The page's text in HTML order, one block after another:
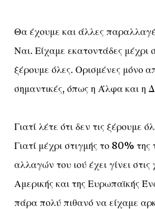
Θα έχουμε και άλλες
Ναι. Είχαμε εκατοντάδες μέχρι
ξέρουμε όλες. Ορισμένες μόνο
σημαντικές, όπως η Άλφα και η
Γιατί λέτε ότι δεν τις ξέρουμε
Γιατί μέχρι στιγμής το 80% της
αλλαγών του ιού έχει γίνει
Αμερικής και της Ευρωπαϊκής
πάρα πολύ πιθανό να είχαμε